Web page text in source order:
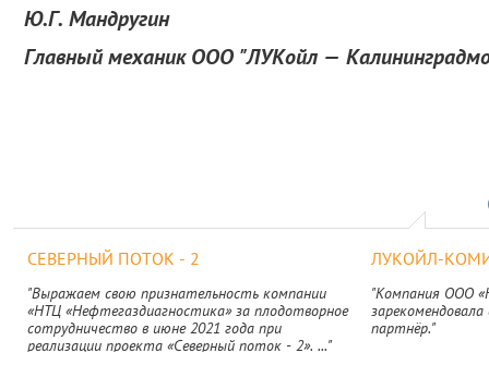
Ю.Г. Мандругин
Главный механик ООО "ЛУКойл —
СЕВЕРНЫЙ ПОТОК - 2
"Выражаем свою признательность компании
«НТЦ «Нефтегаздиагностика» за плодотворное
сотрудничество в июне 2021 года при
реализации проекта «Северный поток - 2». ..."
ЛУКОЙЛ-
"Компания ООО
партнёр."